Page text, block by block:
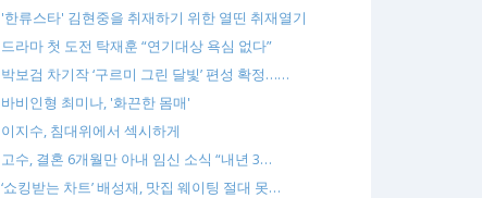
'한류스타' 김현중을 취재하기 위한 열띤 취재열기
드라마 첫 도전 탁재훈 “연기대상 욕심 없다”
박보검 차기작 ‘구르미 그린 달빛’ 편성 확정……
바비인형 최미나, '화끈한 몸매'
이지수, 침대위에서 섹시하게
고수, 결혼 6개월만 아내 임신 소식 “내년 3…
‘쇼킹받는 차트’ 배성재, 맛집 웨이팅 절대 못…